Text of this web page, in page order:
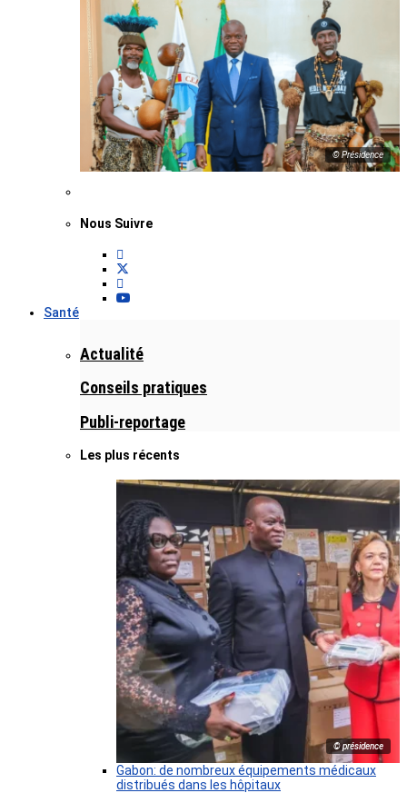
© Présidence
Nous Suivre
Santé
Actualité
Conseils pratiques
Publi-reportage
Les plus récents
© présidence
Gabon: de nombreux équipements médicaux
distribués dans les hôpitaux